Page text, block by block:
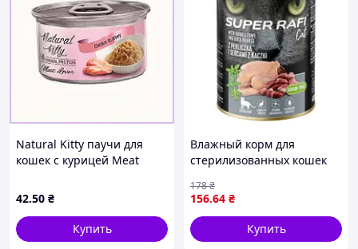
Natural Kitty паучи для
кошек с курицей Meat
42.50 ₴
Купить
Влажный корм для
стерилизованных кошек
Sterilised с цесаркой и
утиными сердцами 400 г
156.64 ₴
178₴
Купить